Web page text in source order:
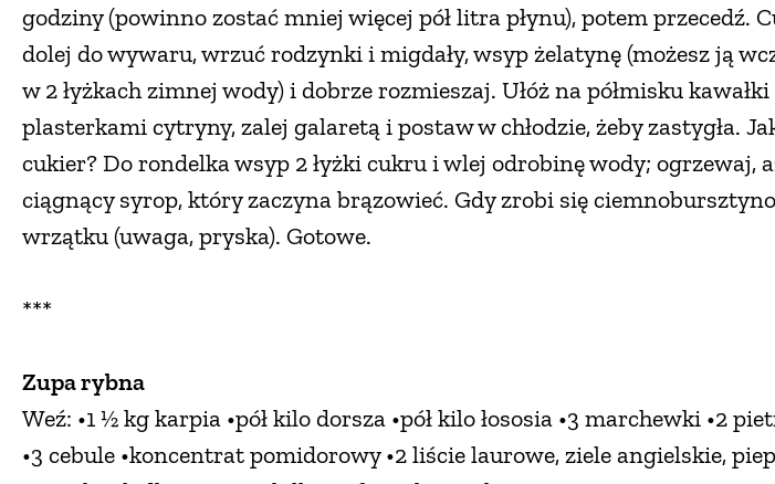
godziny (powinno zostać mniej więcej pół litra płynu), potem przecedź.
dolej do wywaru, wrzuć rodzynki i migdały, wsyp żelatynę (możesz ją
w 2 łyżkach zimnej wody) i dobrze rozmieszaj. Ułóż na półmisku
plasterkami cytryny, zalej galaretą i postaw w chłodzie, żeby zastygła.
cukier? Do rondelka wsyp 2 łyżki cukru i wlej odrobinę wody; ogrzewaj,
ciągnący syrop, który zaczyna brązowieć. Gdy zrobi się
wrzątku (uwaga, pryska). Gotowe.
***
Zupa rybna
Weź: •1 ½ kg karpia •pół kilo dorsza •pół kilo łososia •3 marchewki •2
•3 cebule •koncentrat pomidorowy •2 liście laurowe, ziele angielskie,